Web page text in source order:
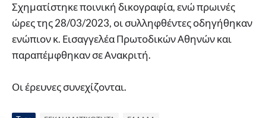
Σχηματίστηκε ποινική δικογραφία, ενώ πρωινές
ώρες της 28/03/2023, οι συλληφθέντες οδηγήθηκαν
ενώπιον κ. Εισαγγελέα Πρωτοδικών Αθηνών και
παραπέμφθηκαν σε Ανακριτή.
Οι έρευνες συνεχίζονται.